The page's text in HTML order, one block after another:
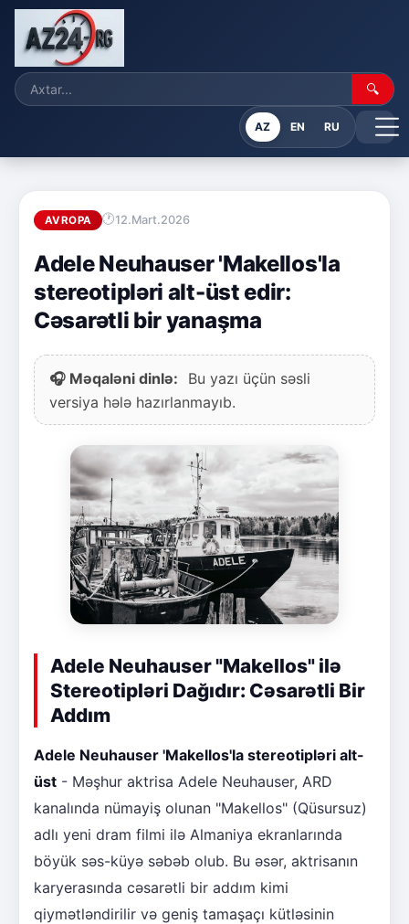
🔍
AZ EN RU
AVROPA 12.Mart.2026
Adele Neuhauser 'Makellos'la
stereotipləri alt-üst edir:
Cəsarətli bir yanaşma
🎧 Məqaləni dinlə:
Bu yazı üçün səsli
versiya hələ hazırlanmayıb.
Adele Neuhauser "Makellos" ilə
Stereotipləri Dağıdır: Cəsarətli Bir
Addım
Adele Neuhauser 'Makellos'la stereotipləri alt-
üst - Məşhur aktrisa Adele Neuhauser, ARD
kanalında nümayiş olunan "Makellos" (Qüsursuz)
adlı yeni dram filmi ilə Almaniya ekranlarında
böyük səs-küyə səbəb olub. Bu əsər, aktrisanın
karyerasında cəsarətli bir addım kimi
qiymətləndirilir və geniş tamaşaçı kütləsinin